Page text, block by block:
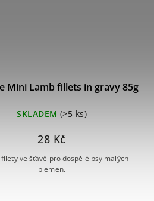
Mini Lamb fillets in gravy 85g
SKLADEM (>5 ks)
28 Kč
filety ve šťávě pro dospělé psy malých
plemen.